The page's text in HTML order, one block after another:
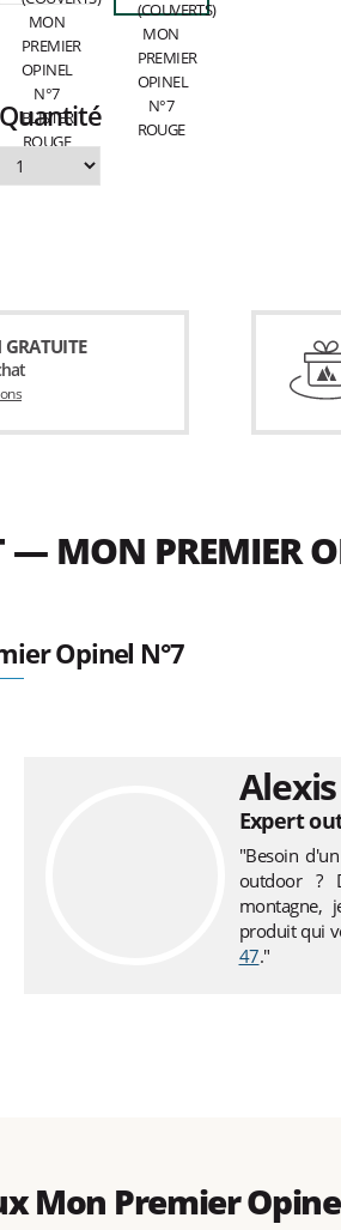
Quantité
— MON PREMIER
Opinel N°7
Alexis
Expert
"Besoin
outdoor ?
montagne,
produit qui
47."
Mon Premier